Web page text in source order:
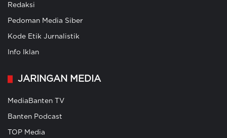
Redaksi
Pedoman Media Siber
Kode Etik Jurnalistik
Info Iklan
JARINGAN MEDIA
MediaBanten TV
Banten Podcast
TOP Media